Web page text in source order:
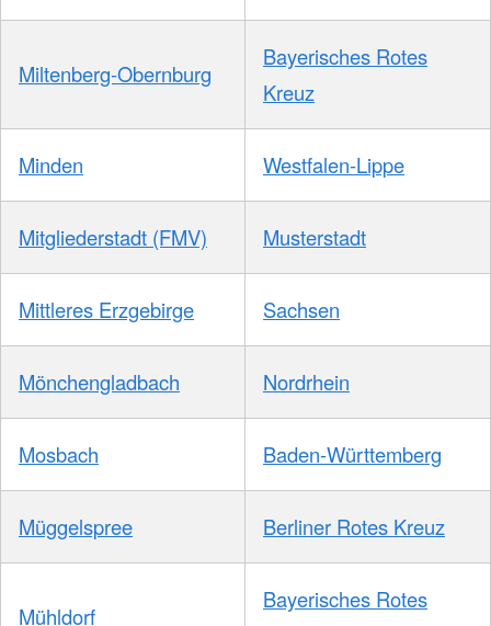
Miltenberg-Obernburg
Bayerisches Rotes
Kreuz
Minden Westfalen-Lippe
Mitgliederstadt (FMV) Musterstadt
Mittleres Erzgebirge Sachsen
Mönchengladbach Nordrhein
Mosbach Baden-Württemberg
Müggelspree Berliner Rotes Kreuz
Mühldorf
Bayerisches Rotes